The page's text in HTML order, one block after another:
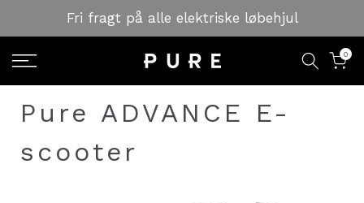
to
content
Fri fragt på alle elektriske løbehjul
0
Pure ADVANCE E-
scooter